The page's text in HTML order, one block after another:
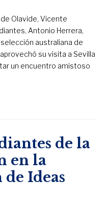
Olavide, Vicente
Antonio Herrera,
australiana de
su visita a Sevilla
un encuentro amistoso
de la
en la
Ideas